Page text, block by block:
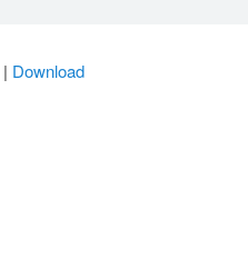
| Download